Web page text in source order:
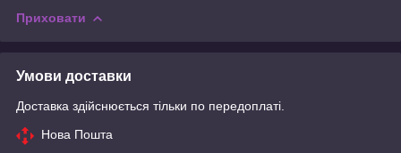
Приховати
Умови доставки
Доставка здійснюється тільки по передоплаті.
Нова Пошта